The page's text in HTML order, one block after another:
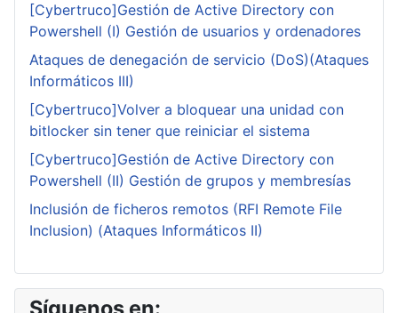
[Cybertruco]Gestión de Active Directory con
Powershell (I) Gestión de usuarios y ordenadores
Ataques de denegación de servicio (DoS)(Ataques
Informáticos III)
[Cybertruco]Volver a bloquear una unidad con
bitlocker sin tener que reiniciar el sistema
[Cybertruco]Gestión de Active Directory con
Powershell (II) Gestión de grupos y membresías
Inclusión de ficheros remotos (RFI Remote File
Inclusion) (Ataques Informáticos II)